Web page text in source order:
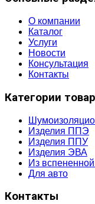
О компании
Каталог
Услуги
Новости
Консультация
Контакты
Категории
Изделия ППЭ
Изделия ППУ
Изделия ЭВА
Из
Для авто
Контакты